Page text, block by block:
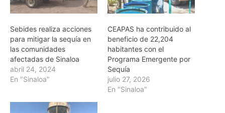
Sebides realiza acciones
para mitigar la sequía en
las comunidades
afectadas de Sinaloa
abril 24, 2024
En "Sinaloa"
CEAPAS ha contribuido al
beneficio de 22,204
habitantes con el
Programa Emergente por
Sequía
julio 27, 2026
En "Sinaloa"